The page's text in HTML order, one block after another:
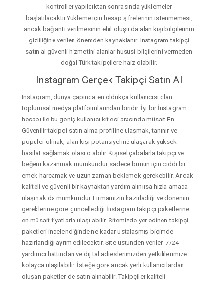
kontroller yapıldıktan sonrasında yüklemeler
başlatılacaktır.Yükleme için hesap şifrelerinin istenmemesi,
ancak bağlantı verilmesinin ehil oluşu da alan kişi bilgilerinin
gizliliğine verilen önemden kaynaklanır. Instagram takipçi
satın al güvenli hizmetini alanlar hususi bilgilerini vermeden
doğal Türk takipçilere haiz olabilir.
Instagram Gerçek Takipçi Satın Al
Instagram, dünya çapında en oldukça kullanıcısı olan
toplumsal medya platformlarından biridir. İyi bir İnstagram
hesabı ile bu geniş kullanıcı kitlesi arasında müsait En
Güvenilir takipçi satın alma profiline ulaşmak, tanınır ve
popüler olmak, alan kişi potansiyeline ulaşarak yüksek
hasılat sağlamak olası olabilir. Kişisel çabalarla takipçi ve
beğeni kazanmak mümkündür sadece bunun için ciddi bir
emek harcamak ve uzun zaman beklemek gerekebilir. Ancak
kaliteli ve güvenli bir kaynaktan yardım alınırsa hızla amaca
ulaşmak da mümkündür. Firmamızın hazırladığı ve dönemin
gereklerine gore güncellediği İnstagram takipçi paketlerine
en müsait fiyatlarla ulaşılabilir. Sitemizde yer edinen takipçi
paketleri incelendiğinde ne kadar ustalaşmış biçimde
hazırlandığı ayrım edilecektir. Site üstünden verilen 7/24
yardımcı hattından ve dijital adreslerimizden yetkililerimize
kolayca ulaşılabilir. İsteğe gore ancak yerli kullanıcılardan
oluşan paketler de satın alınabilir. Takipçiler kaliteli